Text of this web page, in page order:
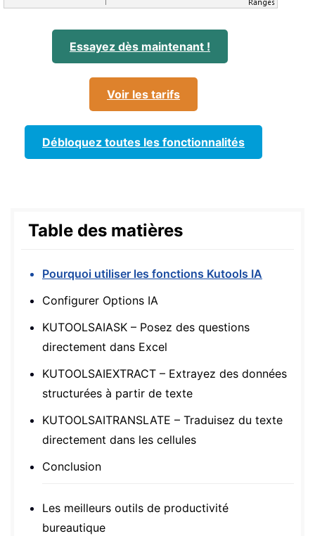
Essayez dès maintenant !
Voir les tarifs
Débloquez toutes les fonctionnalités
Table des matières
Pourquoi utiliser les fonctions Kutools IA
Configurer Options IA
KUTOOLSAIASK – Posez des questions
directement dans Excel
KUTOOLSAIEXTRACT – Extrayez des données
structurées à partir de texte
KUTOOLSAITRANSLATE – Traduisez du texte
directement dans les cellules
Conclusion
Les meilleurs outils de productivité
bureautique